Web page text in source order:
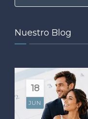
Nuestro Blog
18
JUN